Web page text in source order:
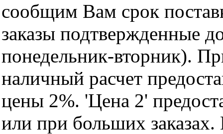
сообщим Вам срок
заказы подтвержденные
понедельник-вторник).
наличный расчет
цены 2%. 'Цена 2'
или при больших